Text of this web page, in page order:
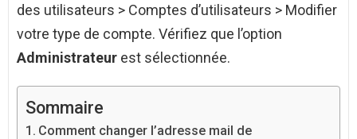
des utilisateurs > Comptes d’utilisateurs > Modifier
votre type de compte. Vérifiez que l’option
Administrateur est sélectionnée.
Sommaire
Comment changer l’adresse mail de